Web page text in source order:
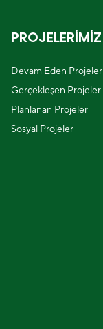
PROJELERİMİZ
Devam Eden Projeler
Gerçekleşen Projeler
Planlanan Projeler
Sosyal Projeler